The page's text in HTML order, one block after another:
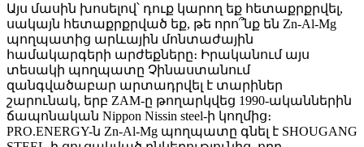
Այս մասին խոսելով՝ դուք կարող եք հետաքրքրվել,
սակայն հետաքրքրված եք, թե որո՞նք են Zn-Al-Mg
պողպատից արևային մոնտաժային
համակարգերի արժեքները։ Իրականում այս
տեսակի պողպատը Չինաստանում
զանգվածաբար արտադրվել է տարիներ
շարունակ, երբ ZAM-ը թողարկվեց 1990-ականներին
ճապոնական Nippon Nissin steel-ի կողմից։
PRO.ENERGY-ն Zn-Al-Mg պողպատը գնել է SHOUGANG